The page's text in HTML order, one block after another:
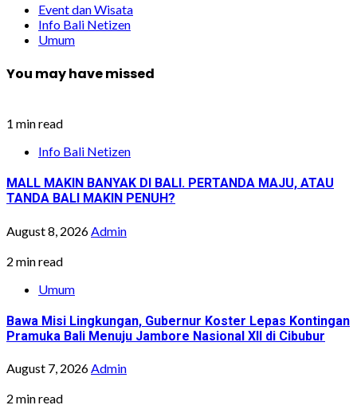
Event dan Wisata
Info Bali Netizen
Umum
You may have missed
1 min read
Info Bali Netizen
MALL MAKIN BANYAK DI BALI. PERTANDA MAJU, ATAU
TANDA BALI MAKIN PENUH?
August 8, 2026 Admin
2 min read
Umum
Bawa Misi Lingkungan, Gubernur Koster Lepas Kontingan
Pramuka Bali Menuju Jambore Nasional XII di Cibubur
August 7, 2026Admin
2 min read